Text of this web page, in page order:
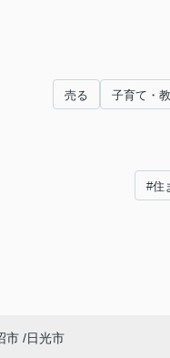
売る 子育て・
#住
市
日光市